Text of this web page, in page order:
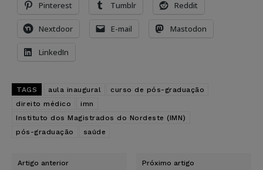
Pinterest Tumblr Reddit
Nextdoor E-mail Mastodon
LinkedIn
TAGS aula inaugural
curso de pós-graduação
direito médico
imn
Instituto dos Magistrados do Nordeste (IMN)
pós-graduação
saúde
Artigo anterior Próximo artigo